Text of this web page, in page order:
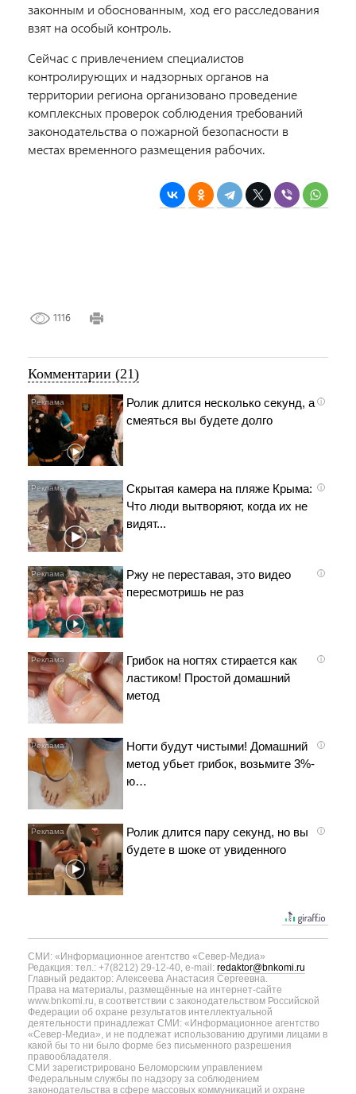
законным и обоснованным, ход его расследования
взят на особый контроль.
Сейчас с привлечением специалистов
контролирующих и надзорных органов на
территории региона организовано проведение
комплексных проверок соблюдения требований
законодательства о пожарной безопасности в
местах временного размещения рабочих.
1116
Комментарии (21)
i
Ролик длится несколько секунд, а
смеяться вы будете долго
i
Скрытая камера на пляже Крыма:
Что люди вытворяют, когда их не
видят...
i
Ржу не переставая, это видео
пересмотришь не раз
i
Грибок на ногтях стирается как
ластиком! Простой домашний
метод
i
Ногти будут чистыми! Домашний
метод убьет грибок, возьмите 3%-
ю…
i
Ролик длится пару секунд, но вы
будете в шоке от увиденного
СМИ: «Информационное агентство «Север-Медиа»
Редакция: тел.: +7(8212) 29-12-40, e-mail: redaktor@bnkomi.ru
Главный редактор: Алексеева Анастасия Сергеевна.
Права на материалы, размещённые на интернет-сайте
www.bnkomi.ru, в соответствии с законодательством Российской
Федерации об охране результатов интеллектуальной
деятельности принадлежат СМИ: «Информационное агентство
«Север-Медиа», и не подлежат использованию другими лицами в
какой бы то ни было форме без письменного разрешения
правообладателя.
СМИ зарегистрировано Беломорским управлением
Федеральным службы по надзору за соблюдением
законодательства в сфере массовых коммуникаций и охране